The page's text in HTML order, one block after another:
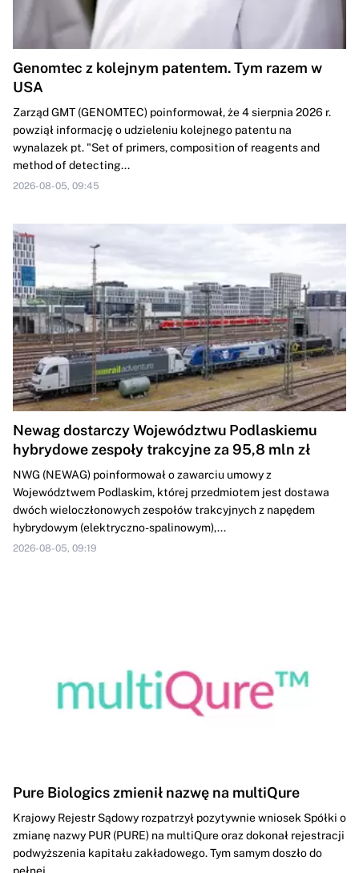
Genomtec z kolejnym patentem. Tym razem w
USA
Zarząd GMT (GENOMTEC) poinformował, że 4 sierpnia 2026 r.
powziął informację o udzieleniu kolejnego patentu na
wynalazek pt. "Set of primers, composition of reagents and
method of detecting...
2026-08-05, 09:45
Newag dostarczy Województwu Podlaskiemu
hybrydowe zespoły trakcyjne za 95,8 mln zł
NWG (NEWAG) poinformował o zawarciu umowy z
Województwem Podlaskim, której przedmiotem jest dostawa
dwóch wieloczłonowych zespołów trakcyjnych z napędem
hybrydowym (elektryczno-spalinowym),...
2026-08-05, 09:19
Pure Biologics zmienił nazwę na multiQure
Krajowy Rejestr Sądowy rozpatrzył pozytywnie wniosek Spółki o
zmianę nazwy PUR (PURE) na multiQure oraz dokonał rejestracji
podwyższenia kapitału zakładowego. Tym samym doszło do